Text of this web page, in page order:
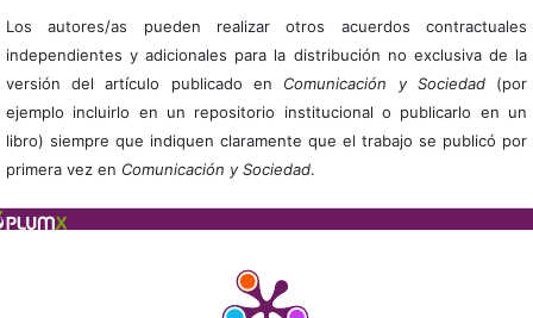
Los autores/as pueden realizar otros acuerdos contractuales
independientes y adicionales para la distribución no exclusiva de la
versión del artículo publicado en Comunicación y Sociedad(por
ejemplo incluirlo en un repositorio institucional o publicarlo en un
libro) siempre que indiquen claramente que el trabajo se publicó por
primera vez en Comunicación y Sociedad.